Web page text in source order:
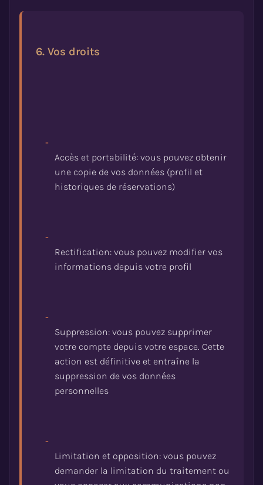
6. Vos droits
-
Accès et portabilité: vous pouvez obtenir
une copie de vos données (profil et
-
Rectification: vous pouvez modifier vos
-
Suppression: vous pouvez supprimer
votre compte depuis votre espace. Cette
action est définitive et entraîne la
suppression de vos données
-
Limitation et opposition: vous pouvez
demander la limitation du traitement ou